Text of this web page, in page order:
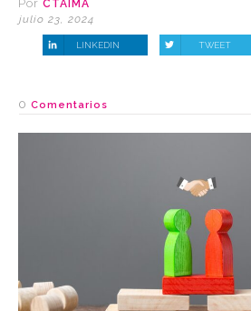
Por CTAIMA
julio 23, 2024
LINKEDIN TWEET
0 Comentarios